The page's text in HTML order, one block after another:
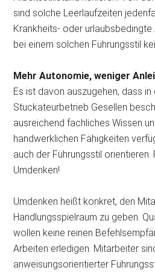
sind solche Leerlaufzeiten
Krankheits- oder
bei einem solchen Führungsstil
Mehr Autonomie, weniger
Es ist davon auszugehen, dass in
Stuckateurbetrieb Gesellen
ausreichend fachliches Wissen
handwerklichen Fähigkeiten
auch der Führungsstil orientieren.
Umdenken!
Umdenken heißt konkret, den
Handlungsspielraum zu geben.
wollen keine reinen
Arbeiten erledigen. Mitarbeiter
anweisungsorientierter